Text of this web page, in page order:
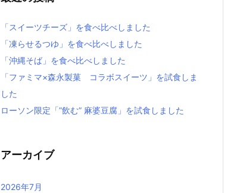
「スイーツチーズ」を食べ比べしました
「凍らせるつゆ」を食べ比べしました
「沖縄そば」を食べ比べしました
「ファミマ×森永製菓 コラボスイーツ」を試食しま
した
ローソン限定「”飲む” 麻婆豆腐」を試食しました
アーカイブ
2026年7月